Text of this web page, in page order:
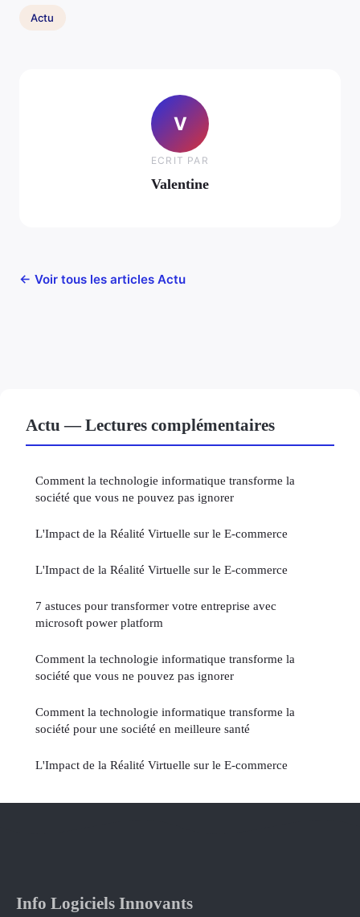
Actu
V
ECRIT PAR
Valentine
← Voir tous les articles Actu
Actu — Lectures complémentaires
Comment la technologie informatique transforme la
société que vous ne pouvez pas ignorer
L'Impact de la Réalité Virtuelle sur le E-commerce
L'Impact de la Réalité Virtuelle sur le E-commerce
7 astuces pour transformer votre entreprise avec
microsoft power platform
Comment la technologie informatique transforme la
société que vous ne pouvez pas ignorer
Comment la technologie informatique transforme la
société pour une société en meilleure santé
L'Impact de la Réalité Virtuelle sur le E-commerce
Info Logiciels Innovants